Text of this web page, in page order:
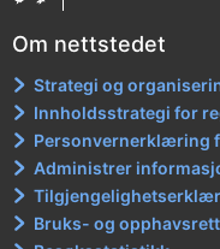
Om nettstedet
Strategi og
Innholdsstrategi for
Personvernerklæring
Administrer
Bruks- og